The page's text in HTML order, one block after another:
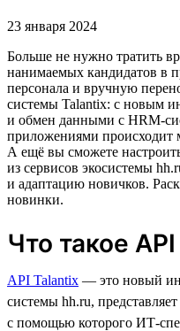
23 января 2024
Больше не нужно тратить
нанимаемых кандидатов в
персонала и вручную
системы Talantix: с новым
и обмен данными с HRM-
приложениями происходит
А ещё вы сможете
из сервисов экосистемы
и адаптацию новичков.
новинки.
Что такое
API Talantix — это новый
системы hh.ru,
с помощью которого ИТ-